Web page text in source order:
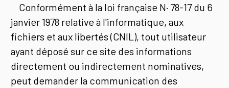
Conformément à la loi française N· 78-17 du 6
janvier 1978 relative à l'informatique, aux
fichiers et aux libertés (CNIL), tout utilisateur
ayant déposé sur ce site des informations
directement ou indirectement nominatives,
peut demander la communication des